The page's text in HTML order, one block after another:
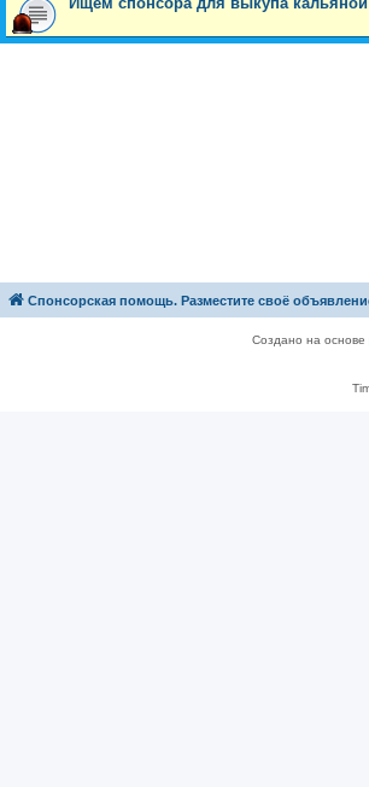
Спонсорская помощь. Разместите своё
Создано на основе